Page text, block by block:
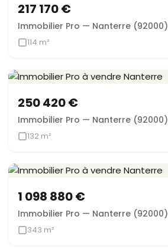
217 170 €
Immobilier Pro — Nanterre (92000)
114 m²
250 420 €
Immobilier Pro — Nanterre (92000)
132 m²
1 098 880 €
Immobilier Pro — Nanterre (92000)
343 m²